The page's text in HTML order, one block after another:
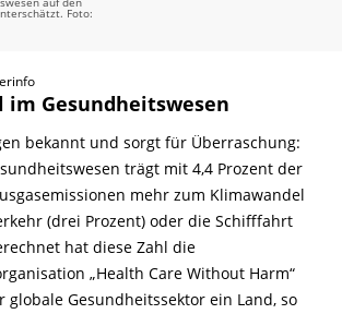
Foto:
im Gesundheitswesen
bekannt und sorgt für Überraschung:
trägt mit 4,4 Prozent der
mehr zum Klimawandel
(drei Prozent) oder die Schifffahrt
hat diese Zahl die
„Health Care Without Harm“
globale Gesundheitssektor ein Land, so